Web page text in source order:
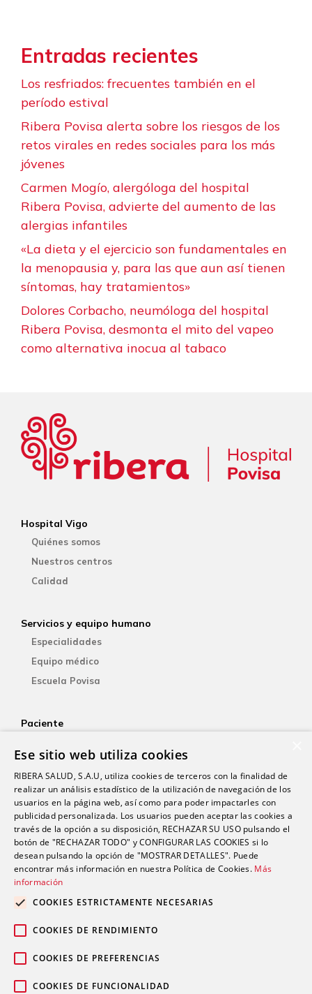
Entradas recientes
Los resfriados: frecuentes también en el
período estival
Ribera Povisa alerta sobre los riesgos de los
retos virales en redes sociales para los más
jóvenes
Carmen Mogío, alergóloga del hospital
Ribera Povisa, advierte del aumento de las
alergias infantiles
«La dieta y el ejercicio son fundamentales en
la menopausia y, para las que aun así tienen
síntomas, hay tratamientos»
Dolores Corbacho, neumóloga del hospital
Ribera Povisa, desmonta el mito del vapeo
como alternativa inocua al tabaco
Hospital Vigo
Quiénes somos
Nuestros centros
Calidad
Servicios y equipo humano
Especialidades
Equipo médico
Escuela Povisa
Paciente
YOsalud
Atención al paciente
Guía del paciente
Consentimiento informado
Paciente internacional
Investigación
Actualidad
Fondos públicos
Contacto
Ese sitio web utiliza cookies
RIBERA SALUD, S.A.U, utiliza cookies de terceros con la finalidad de
realizar un análisis estadístico de la utilización de navegación de los
usuarios en la página web, así como para poder impactarles con
publicidad personalizada. Los usuarios pueden aceptar las cookies a
través de la opción a su disposición, RECHAZAR SU USO pulsando el
botón de "RECHAZAR TODO" y CONFIGURAR LAS COOKIES si lo
desean pulsando la opción de "MOSTRAR DETALLES". Puede
encontrar más información en nuestra Política de Cookies. Más
información
COOKIES ESTRICTAMENTE NECESARIAS
COOKIES DE RENDIMIENTO
COOKIES DE PREFERENCIAS
COOKIES DE FUNCIONALIDAD